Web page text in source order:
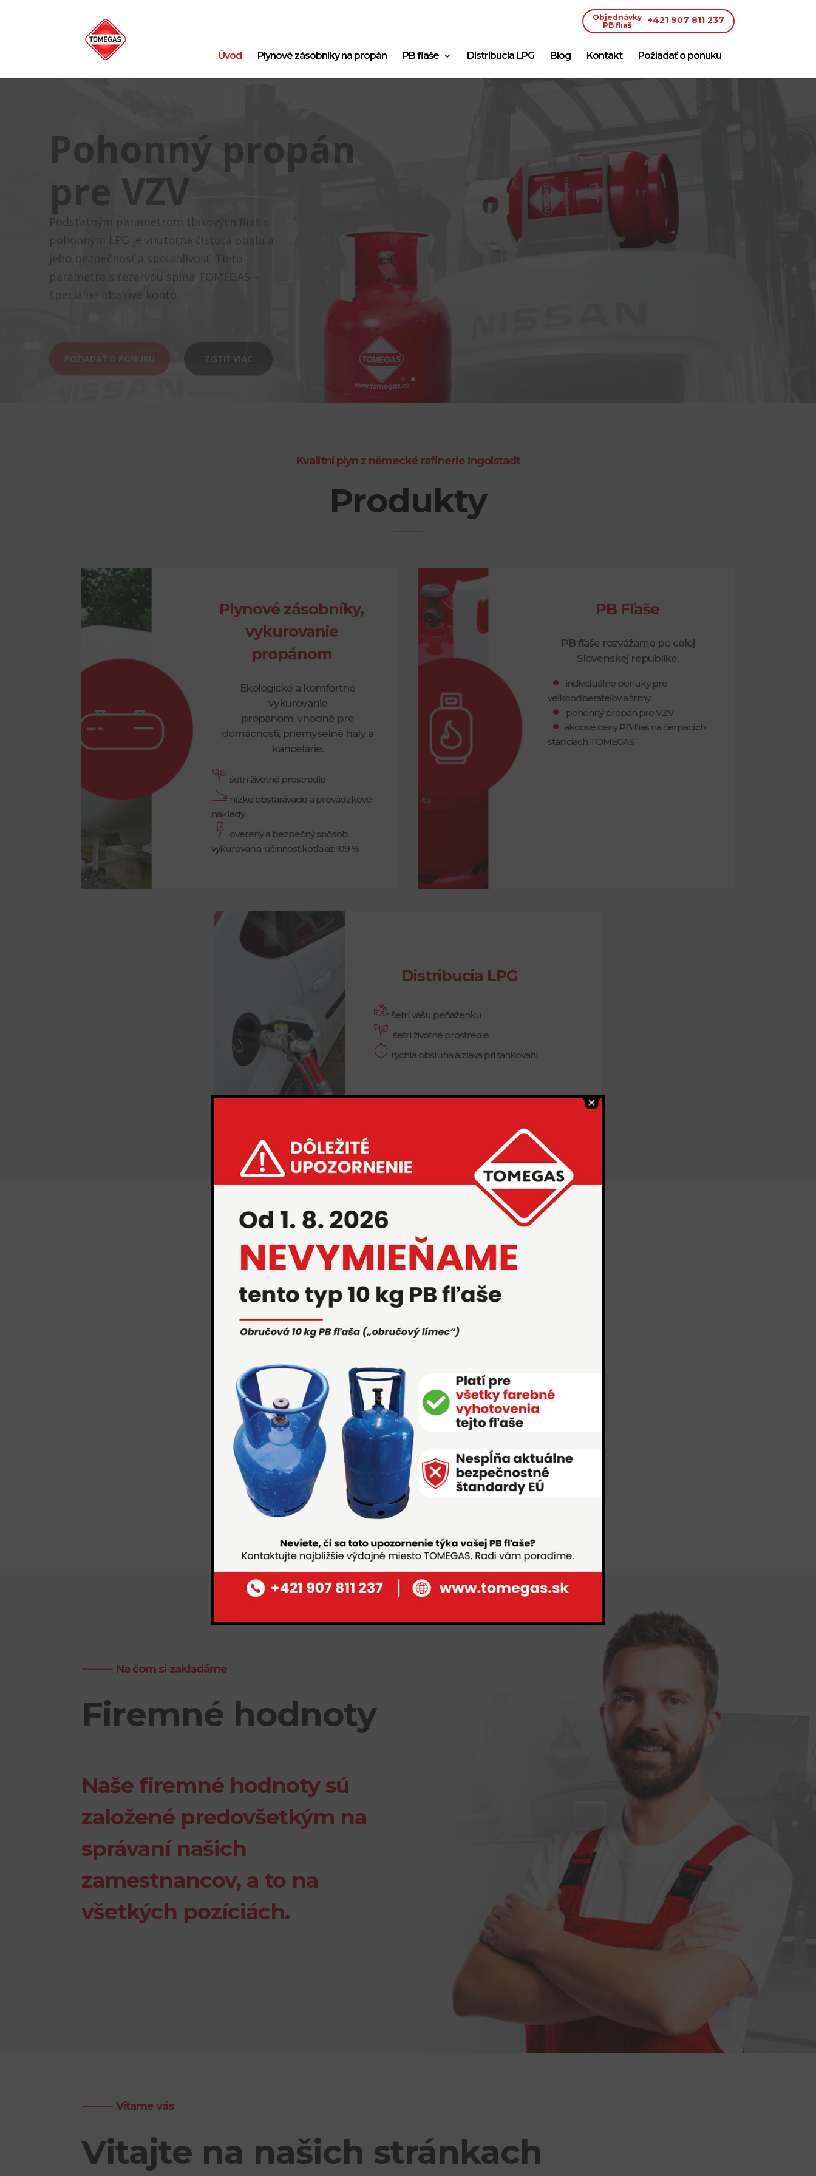
Objednávky
PB fliaš
+421 907 811 237
Úvod Plynové zásobníky na propán PB fľaše Distribucia LPG Blog Kontakt Požiadať o ponuku
Pohonný propán
pre VZV
Podstatným parametrom tlakových fliaš s
pohonným LPG je vnútorná čistota obalu a
jeho bezpečnosť a spoľahlivosť. Tieto
parametre s rezervou spĺňa TOMEGAS –
špeciálne obalové konto.
POŽIADAŤ O PONUKU ZISTIŤ VIAC
Kvalitní plyn z německé rafinerie Ingolstadt
Produkty
Plynové zásobníky,
vykurovanie
propánom
Ekologické a komfortné
vykurovanie
propánom, vhodné pre
domácnosti, priemyselné haly a
kancelárie.
šetrí životné prostredie
nízke obstarávacie a prevádzkové
náklady
overený a bezpečný spôsob
vykurovania, účinnosť kotla až 109 %
PB Fľaše
PB fľaše rozvážame po celej
Slovenskej republike.
individuálne ponuky pre
veľkoodberateľov a firmy
pohonný propán pre VZV
akciové ceny PB fliaš na čerpacích
staniciach TOMEGAS
Distribucia LPG
šetrí vašu peňaženku
šetrí životné prostredie
rýchla obsluha a zľava pri tankovaní
Čo sa u nás deje
Aktuálne
PB fľaše
Nová 5 kg fľaša Tomegas
Máme pre vás nové 5 kg fľaše nielen na
grilovanie.
ZISTIŤ VIAC
Na čom si zakladáme
Firemné hodnoty
Naše firemné hodnoty sú
založené predovšetkým na
správaní našich
zamestnancov, a to na
všetkých pozíciách.
Vítame vás
Vitajte na našich stránkach